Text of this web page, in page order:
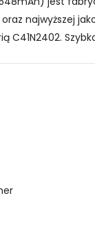
najwyższej